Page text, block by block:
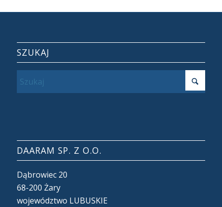
SZUKAJ
DAARAM SP. Z O.O.
Dąbrowiec 20
68-200 Żary
województwo LUBUSKIE